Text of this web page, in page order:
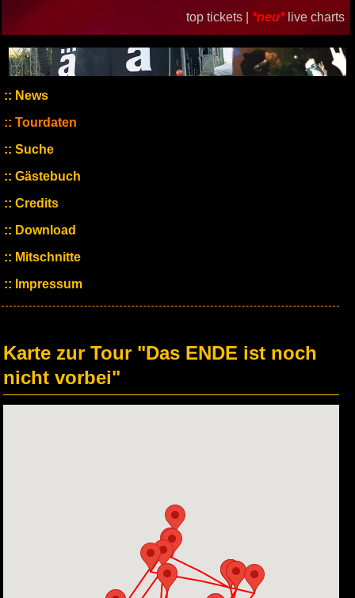
top tickets | *neu* live charts
News
Tourdaten
Suche
Gästebuch
Credits
Download
Mitschnitte
Impressum
Karte zur Tour "Das ENDE ist noch
nicht vorbei"